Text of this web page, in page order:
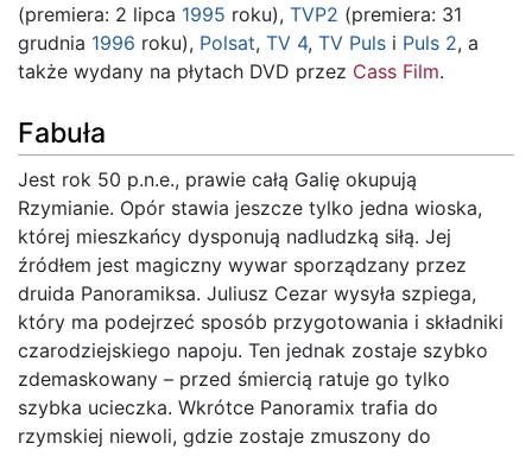
(premiera: 2 lipca 1995 roku), TVP2 (premiera: 31
grudnia 1996 roku), Polsat, TV 4, TV Puls i Puls 2, a
także wydany na płytach DVD przez Cass Film.
Fabuła
Jest rok 50 p.n.e., prawie całą Galię okupują
Rzymianie. Opór stawia jeszcze tylko jedna wioska,
której mieszkańcy dysponują nadludzką siłą. Jej
źródłem jest magiczny wywar sporządzany przez
druida Panoramiksa. Juliusz Cezar wysyła szpiega,
który ma podejrzeć sposób przygotowania i składniki
czarodziejskiego napoju. Ten jednak zostaje szybko
zdemaskowany – przed śmiercią ratuje go tylko
szybka ucieczka. Wkrótce Panoramix trafia do
rzymskiej niewoli, gdzie zostaje zmuszony do